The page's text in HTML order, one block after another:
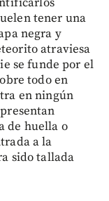
tener una
negra y
atraviesa
se funde por el
todo en
en ningún
de huella o
a la
sido tallada